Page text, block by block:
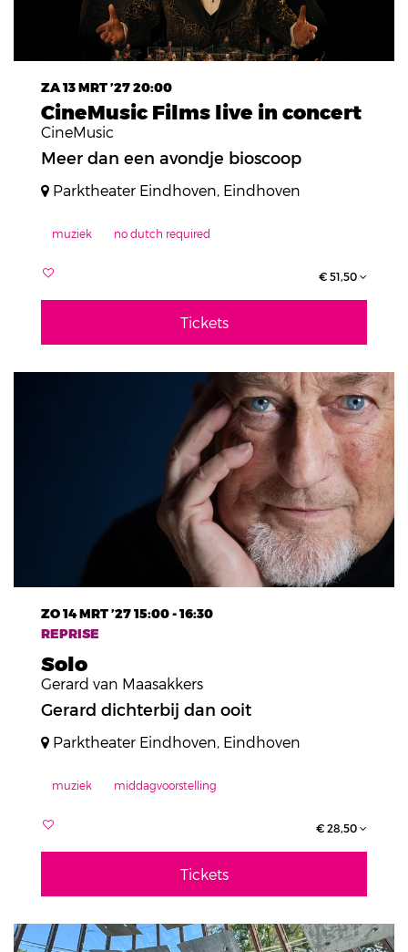
CineMusic Films live in concert
CineMusic
ZA 13 MRT ’2720:00
Meer dan een avondje bioscoop
Parktheater Eindhoven, Eindhoven
muziek no dutch required
€ 51,50
Tickets
Solo
Gerard van Maasakkers
REPRISE
ZO 14 MRT ’2715:00 - 16:30
Gerard dichterbij dan ooit
Parktheater Eindhoven, Eindhoven
muziek middagvoorstelling
€ 28,50
Tickets